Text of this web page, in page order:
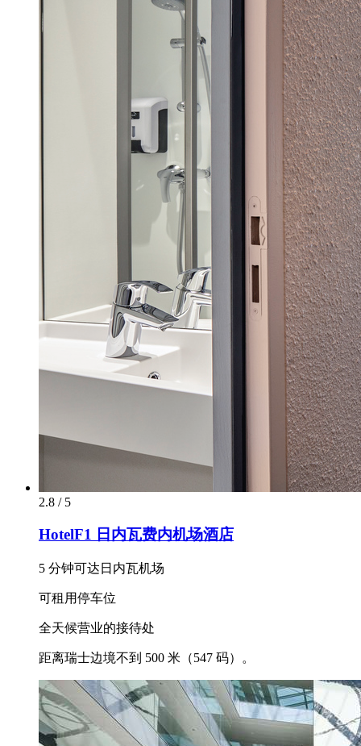
2.8 / 5
HotelF1 日内瓦费内机场酒店
5 分钟可达日内瓦机场
可租用停车位
全天候营业的接待处
距离瑞士边境不到 500 米（547 码）。